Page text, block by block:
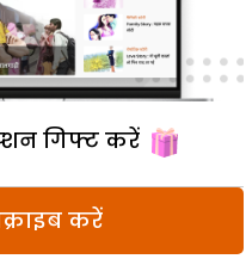
गिफ्ट करें
करें